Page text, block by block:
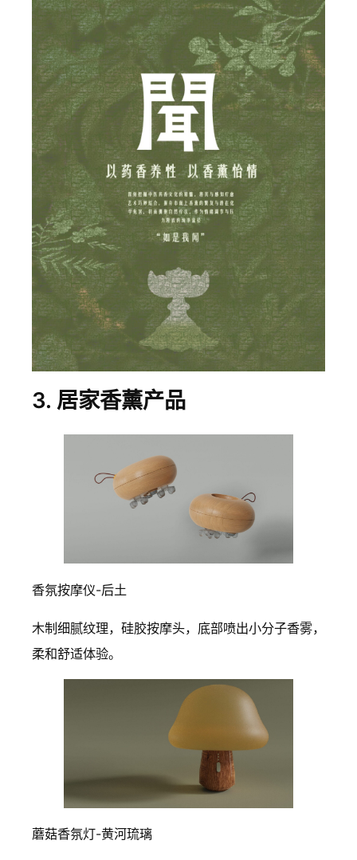
3. 居家香薰产品
香氛按摩仪-后土
木制细腻纹理，硅胶按摩头，底部喷出小分子香雾，
柔和舒适体验。
蘑菇香氛灯-黄河琉璃